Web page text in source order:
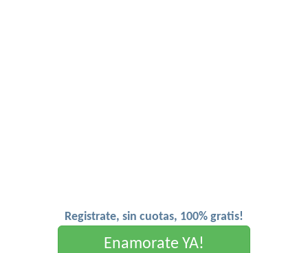
Registrate, sin cuotas, 100% gratis!
Enamorate YA!